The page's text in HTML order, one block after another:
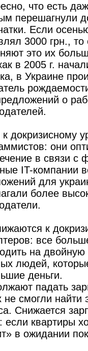
что есть
перешагнули
Если
3000 грн.,
это их
в 2005 г.
в Украине
о
к докризисному
они
в связи с
IT-компании
для
более
к
все
на
людей,
деньги.
падать
не смогли
Снижается
если квартиры
в ожидании